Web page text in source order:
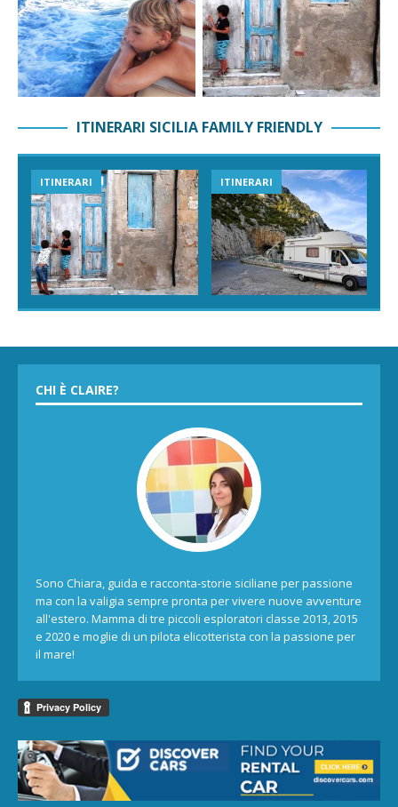
ITINERARI SICILIA FAMILY FRIENDLY
ITINERARI ITINERARI
CHI È CLAIRE?
Sono Chiara, guida e racconta-storie siciliane per passione
ma con la valigia sempre pronta per vivere nuove avventure
all'estero. Mamma di tre piccoli esploratori classe 2013, 2015
e 2020 e moglie di un pilota elicotterista con la passione per
il mare!